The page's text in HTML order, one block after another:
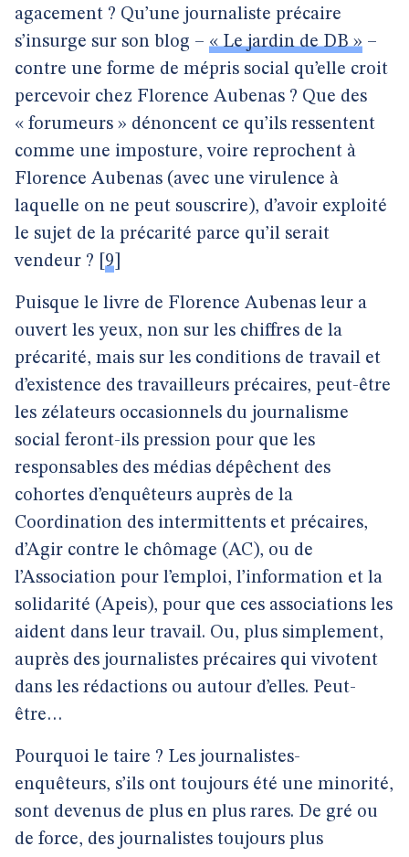
agacement ? Qu’une journaliste précaire
s’insurge sur son blog – « Le jardin de DB » –
contre une forme de mépris social qu’elle croit
percevoir chez Florence Aubenas ? Que des
« forumeurs » dénoncent ce qu’ils ressentent
comme une imposture, voire reprochent à
Florence Aubenas (avec une virulence à
laquelle on ne peut souscrire), d’avoir exploité
le sujet de la précarité parce qu’il serait
vendeur ?
9
Puisque le livre de Florence Aubenas leur a
ouvert les yeux, non sur les chiffres de la
précarité, mais sur les conditions de travail et
d’existence des travailleurs précaires, peut-être
les zélateurs occasionnels du journalisme
social feront-ils pression pour que les
responsables des médias dépêchent des
cohortes d’enquêteurs auprès de la
Coordination des intermittents et précaires,
d’Agir contre le chômage (AC), ou de
l’Association pour l’emploi, l’information et la
solidarité (Apeis), pour que ces associations les
aident dans leur travail. Ou, plus simplement,
auprès des journalistes précaires qui vivotent
dans les rédactions ou autour d’elles. Peut-
être…
Pourquoi le taire ? Les journalistes-
enquêteurs, s’ils ont toujours été une minorité,
sont devenus de plus en plus rares. De gré ou
de force, des journalistes toujours plus